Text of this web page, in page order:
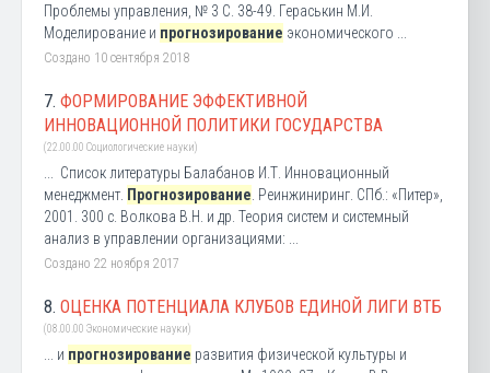
Проблемы управления, № 3 С. 38-49. Гераськин М.И.
Моделирование и прогнозирование экономического ...
Создано 10 сентября 2018
7. ФОРМИРОВАНИЕ ЭФФЕКТИВНОЙ
ИННОВАЦИОННОЙ ПОЛИТИКИ ГОСУДАРСТВА
(22.00.00 Социологические науки)
... Список литературы Балабанов И.Т. Инновационный
менеджмент. Прогнозирование . Реинжиниринг. СПб.: «Питер»,
2001. 300 с. Волкова В.Н. и др. Теория систем и системный
анализ в управлении организациями: ...
Создано 22 ноября 2017
8. ОЦЕНКА ПОТЕНЦИАЛА КЛУБОВ ЕДИНОЙ ЛИГИ ВТБ
(08.00.00 Экономические науки)
... и прогнозирование развития физической культуры и